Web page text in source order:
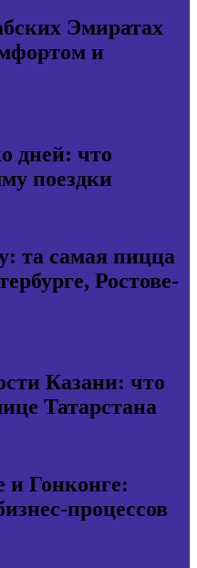
Эмиратах
и
дней: что
поездки
та самая пицца
Ростове-
Казани: что
Татарстана
и Гонконге:
процессов